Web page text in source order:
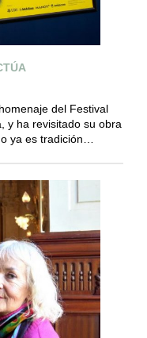
del Festival
y ha revisitado su obra
ya es tradición…